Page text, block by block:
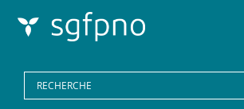
Search
for: